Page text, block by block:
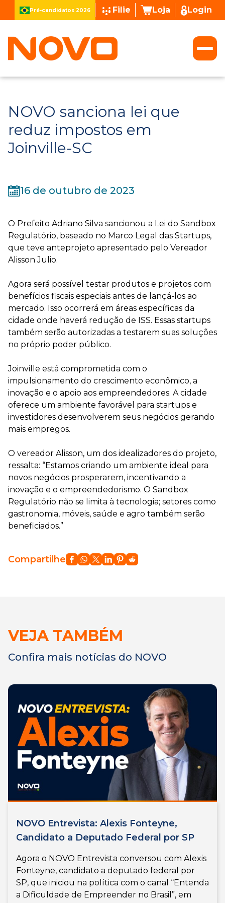
Pré-candidatos 2026 Filie Loja Login
NOVO sanciona lei que
reduz impostos em
Joinville-SC
16 de outubro de 2023
O Prefeito Adriano Silva sancionou a Lei do Sandbox
Regulatório, baseado no Marco Legal das Startups,
que teve anteprojeto apresentado pelo Vereador
Alisson Julio.
Agora será possível testar produtos e projetos com
benefícios fiscais especiais antes de lançá-los ao
mercado. Isso ocorrerá em áreas específicas da
cidade onde haverá redução de ISS. Essas startups
também serão autorizadas a testarem suas soluções
no próprio poder público.
Joinville está comprometida com o
impulsionamento do crescimento econômico, a
inovação e o apoio aos empreendedores. A cidade
oferece um ambiente favorável para startups e
investidores desenvolverem seus negócios gerando
mais empregos.
O vereador Alisson, um dos idealizadores do projeto,
ressalta: “Estamos criando um ambiente ideal para
novos negócios prosperarem, incentivando a
inovação e o empreendedorismo. O Sandbox
Regulatório não se limita à tecnologia; setores como
gastronomia, móveis, saúde e agro também serão
beneficiados.”
Compartilhe
VEJA TAMBÉM
Confira mais notícias do NOVO
NOVO Entrevista: Alexis Fonteyne,
Candidato a Deputado Federal por SP
Agora o NOVO Entrevista conversou com Alexis
Fonteyne, candidato a deputado federal por
SP, que iniciou na política com o canal “Entenda
a Dificuldade de Empreender no Brasil”, em